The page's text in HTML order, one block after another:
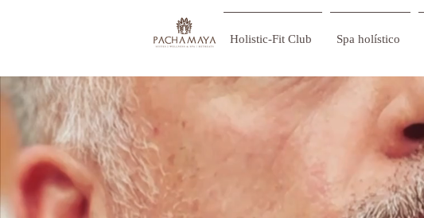
Holistic-Fit Club Spa holístico